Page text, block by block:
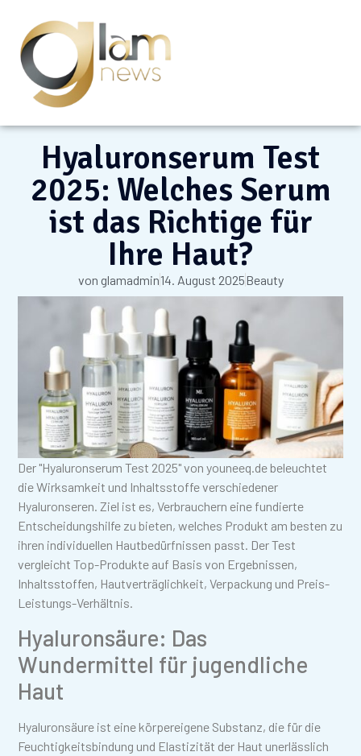
Hyaluronserum Test
2025: Welches Serum
ist das Richtige für
Ihre Haut?
von glamadmin14. August 2025Beauty
Der "Hyaluronserum Test 2025" von youneeq.de beleuchtet
die Wirksamkeit und Inhaltsstoffe verschiedener
Hyaluronseren. Ziel ist es, Verbrauchern eine fundierte
Entscheidungshilfe zu bieten, welches Produkt am besten zu
ihren individuellen Hautbedürfnissen passt. Der Test
vergleicht Top-Produkte auf Basis von Ergebnissen,
Inhaltsstoffen, Hautverträglichkeit, Verpackung und Preis-
Leistungs-Verhältnis.
Hyaluronsäure: Das
Wundermittel für jugendliche
Haut
Hyaluronsäure ist eine körpereigene Substanz, die für die
Feuchtigkeitsbindung und Elastizität der Haut unerlässlich